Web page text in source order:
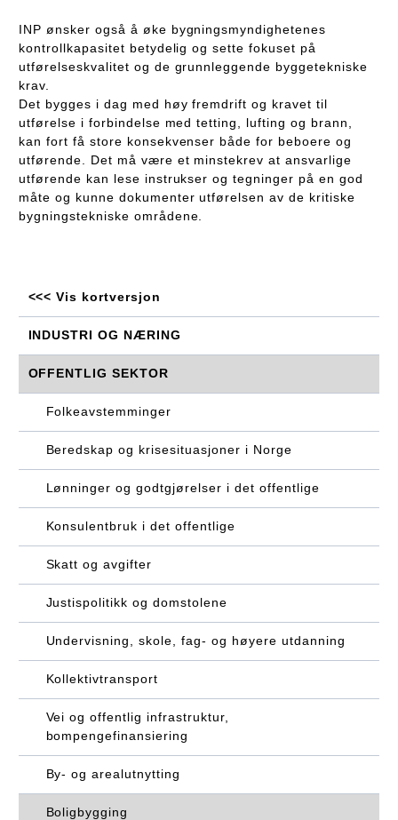
INP ønsker også å øke bygningsmyndighetenes
kontrollkapasitet betydelig og sette fokuset på
utførelseskvalitet og de grunnleggende byggetekniske
krav.
Det bygges i dag med høy fremdrift og kravet til
utførelse i forbindelse med tetting, lufting og brann,
kan fort få store konsekvenser både for beboere og
utførende. Det må være et minstekrev at ansvarlige
utførende kan lese instrukser og tegninger på en god
måte og kunne dokumenter utførelsen av de kritiske
bygningstekniske områdene.
<<< Vis kortversjon
INDUSTRI OG NÆRING
OFFENTLIG SEKTOR
Folkeavstemminger
Beredskap og krisesituasjoner i Norge
Lønninger og godtgjørelser i det offentlige
Konsulentbruk i det offentlige
Skatt og avgifter
Justispolitikk og domstolene
Undervisning, skole, fag- og høyere utdanning
Kollektivtransport
Vei og offentlig infrastruktur,
bompengefinansiering
By- og arealutnytting
Boligbygging